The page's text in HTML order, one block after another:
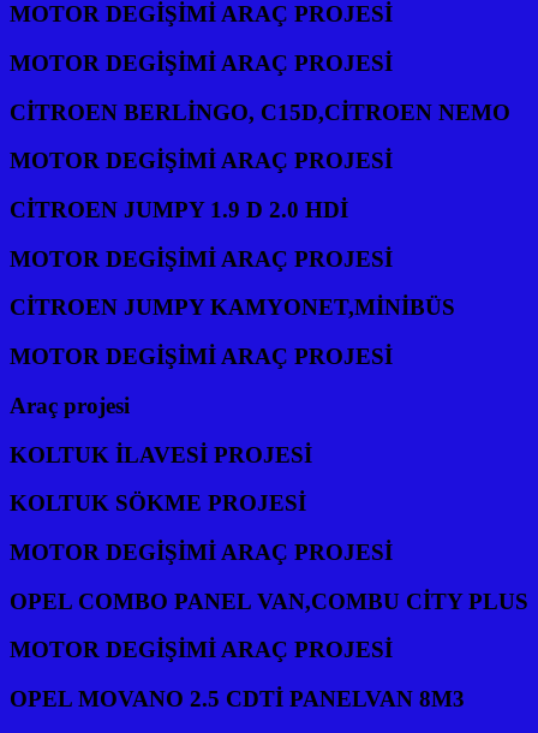
MOTOR DEGİŞİMİ ARAÇ PROJESİ
MOTOR DEGİŞİMİ ARAÇ PROJESİ
CİTROEN BERLİNGO, C15D,CİTROEN NEMO
MOTOR DEGİŞİMİ ARAÇ PROJESİ
CİTROEN JUMPY 1.9 D 2.0 HDİ
MOTOR DEGİŞİMİ ARAÇ PROJESİ
CİTROEN JUMPY KAMYONET,MİNİBÜS
MOTOR DEGİŞİMİ ARAÇ PROJESİ
Araç projesi
KOLTUK İLAVESİ PROJESİ
KOLTUK SÖKME PROJESİ
MOTOR DEGİŞİMİ ARAÇ PROJESİ
OPEL COMBO PANEL VAN,COMBU CİTY PLUS
MOTOR DEGİŞİMİ ARAÇ PROJESİ
OPEL MOVANO 2.5 CDTİ PANELVAN 8M3